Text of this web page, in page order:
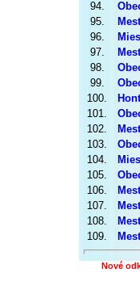
94.
95.
96.
97.
98.
99.
100.
101.
102.
103.
104.
105.
106.
107.
108.
109.
Nové